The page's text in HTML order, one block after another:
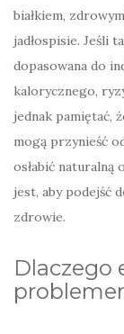
białkiem,
jadłospisie. Jeśli
dopasowana do
kalorycznego,
jednak pamiętać,
mogą przynieść
osłabić naturalną
jest, aby podejść
zdrowie.
Dlaczego